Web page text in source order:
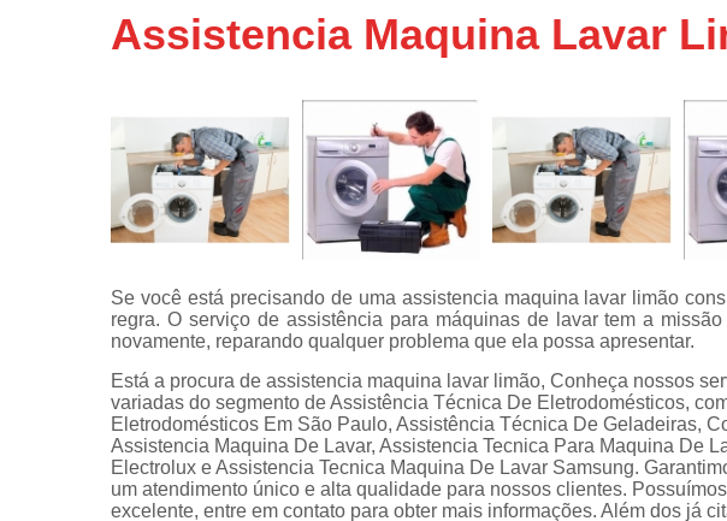
técnicas de
fogão
Assistências
técnicas de
microondas
Conserto de
máquinas de
lavar
adega
Consertos de
geladeiras
expositoras
Instalação de
fogões
Instalação de
máquinas de
Assistencia Maquina Lavar
Se você está precisando de uma assistencia maquina lavar limão
regra. O serviço de assistência para máquinas de lavar tem a
novamente, reparando qualquer problema que ela possa apresentar.
Está a procura de assistencia maquina lavar limão, Conheça nossos
variadas do segmento de Assistência Técnica De Eletrodomésticos,
Eletrodomésticos Em São Paulo, Assistência Técnica De Geladeiras,
Assistencia Maquina De Lavar, Assistencia Tecnica Para Maquina De
Electrolux e Assistencia Tecnica Maquina De Lavar Samsung.
um atendimento único e alta qualidade para nossos clientes.
excelente, entre em contato para obter mais informações. Além dos já